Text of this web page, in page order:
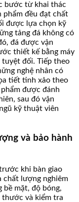
bước từ khai thác
phẩm đều đạt chất
được lựa chọn kỹ
tảng đá không có
đá được vận
thiết kế bằng máy
tuyệt đối. Tiếp theo
nghệ nhân có
tiết tinh xảo theo
được đánh
sau đó vận
kỹ thuật viên
và bảo hành
khi bàn giao
chất lượng nghiêm
bề mặt, độ bóng,
thước và kiểm tra